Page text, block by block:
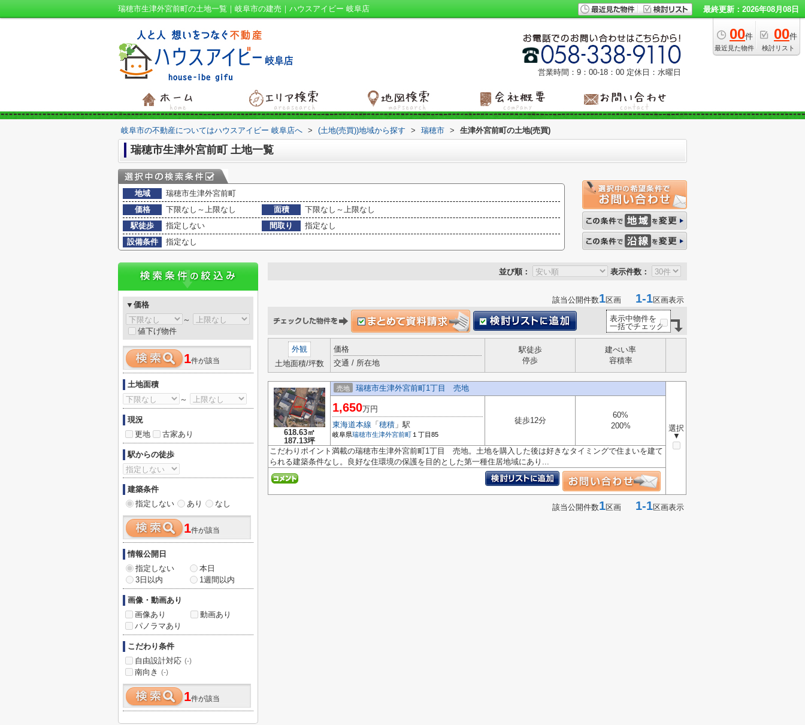
瑞穂市生津外宮前町の土地一覧｜岐阜市の建売｜ハウスアイビー 岐阜店 最終更新：2026年08月08日
00件
最近見た物件
00件
検討リスト
営業時間：9：00‐18：00 定休日：水曜日
岐阜市の不動産についてはハウスアイビー 岐阜店へ > (土地(売買))地域から探す > 瑞穂市 > 生津外宮前町の土地(売買)
瑞穂市生津外宮前町 土地一覧
地域
瑞穂市生津外宮前町
価格
下限なし～上限なし 面積
下限なし～上限なし
駅徒歩
指定しない 間取り
指定なし
設備条件
指定なし
並び順： 表示件数：
該当公開件数1区画 1-1区画表示
表示中物件を
一括でチェック
外観
土地面積/坪数
価格
交通 / 所在地
駅徒歩
停歩
建ぺい率
容積率
618.63㎡
187.13坪
売地 瑞穂市生津外宮前町1丁目 売地
選択
▼
1,650万円
東海道本線 「 穂積 」駅
岐阜県瑞穂市生津外宮前町 １丁目85
徒歩12分
60%
200%
こだわりポイント満載の瑞穂市生津外宮前町1丁目 売地。土地を購入した後は好きなタイミングで住まいを建て
られる建築条件なし。良好な住環境の保護を目的とした第一種住居地域にあり...
該当公開件数1区画 1-1区画表示
▼価格
～
値下げ物件
1件が該当
土地面積
～
現況
更地
古家あり
駅からの徒歩
建築条件
指定しない
あり なし
1件が該当
情報公開日
指定しない
本日
3日以内
1週間以内
画像・動画あり
画像あり
動画あり
パノラマあり
こだわり条件
自由設計対応 (-)
南向き (-)
1件が該当